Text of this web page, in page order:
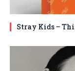
Stray Kids –